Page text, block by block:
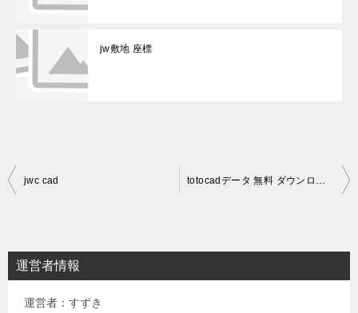
jw敷地 座標
投
ビ
ゲ
jwc cad totocadデータ 無料 ダウンロード
運営者情報
運営者：すずき